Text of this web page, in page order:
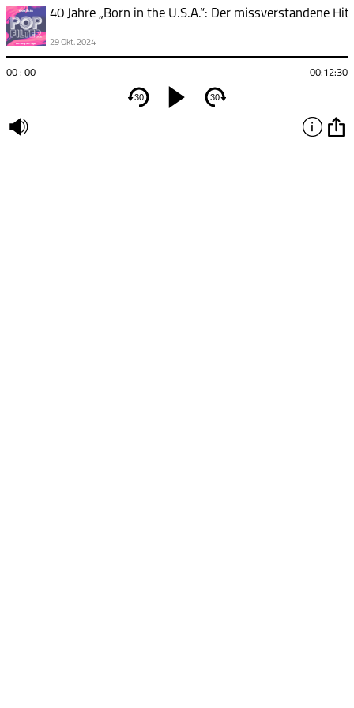
40 Jahre „Born in the U.S.A.“: Der missverstandene Hit
29 Okt. 2024
00 : 00 00:12:30
30 30